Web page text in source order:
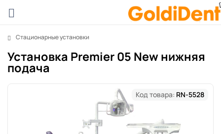
Стационарные установки
Установка Premier 05 New нижняя
подача
Код товара: RN-5528